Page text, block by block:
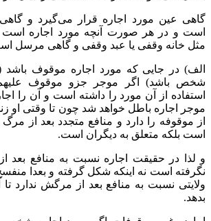
گاهی عین مورد اجاره قرار می‌گیرد و
است و در هر صورت آنچه مورد اجاره
مثل خانه وقفی یا عبد وقفی و گاهی مرسل
الف) در جایی که مورد اجاره موقوف
شخص باشد) اگر موجر جزو موقوف علیهم
استفاده از آن مورد را داشته است و آن را
موجر اجاره باطل خواهد شد چون تا وقتی او
از موقوفه را دارد و منافع متجدد بعد از مرگ
است بلکه متعلق به دیگران است.
و لذا در حقیقت اجاره نسبت به منافع بعد
نگرفته است نه اینکه شکل گرفته و بعدا
ولایتی نسبت به منافع بعد از مرگش ندارد
بدهد.